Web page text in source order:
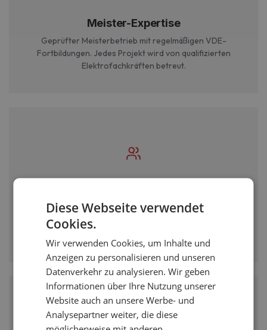
Meister-Expertise
Geprüfter Meisterbetrieb mit regelmäßigen VDE-
Fortbildungen. Jedes Projekt wird von qualifizierten
Elektrofachkräften betreut.
Sie sprechen direkt mit Ihrem persönlichen Projektleiter -
keine Callcenter, keine Warteschleifen. Beratung auf
Diese Webseite verwendet
Cookies.
Wir verwenden Cookies, um Inhalte und
Anzeigen zu personalisieren und unseren
Datenverkehr zu analysieren. Wir geben
Informationen über Ihre Nutzung unserer
Website auch an unsere Werbe- und
Analysepartner weiter, die diese